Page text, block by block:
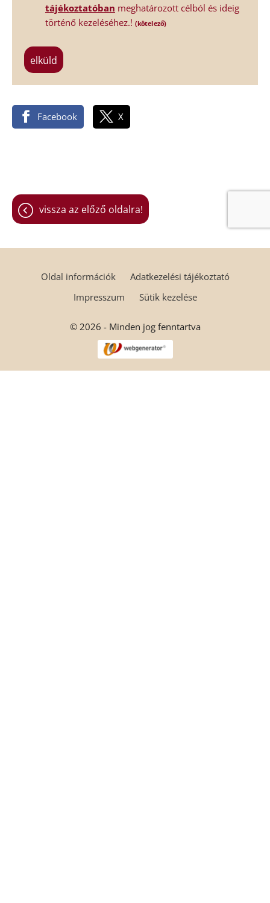
tájékoztatóban meghatározott célból és ideig
történő kezeléséhez.! (kötelező)
elküld
Facebook X
vissza az előző oldalra!
© 2026 - Minden jog fenntartva
Oldal információk
Adatkezelési tájékoztató
Impresszum
Sütik kezelése